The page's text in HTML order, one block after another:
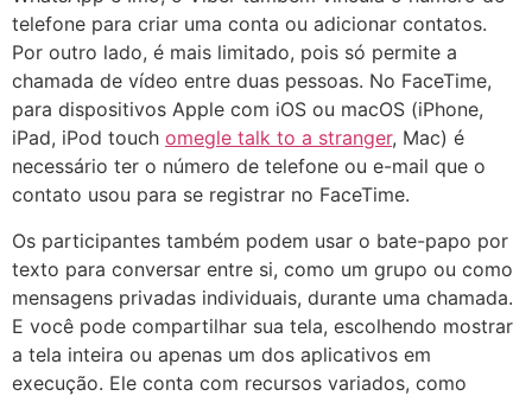
telefone para criar uma conta ou adicionar contatos.
Por outro lado, é mais limitado, pois só permite a
chamada de vídeo entre duas pessoas. No FaceTime,
para dispositivos Apple com iOS ou macOS (iPhone,
iPad, iPod touch omegle talk to a stranger, Mac) é
necessário ter o número de telefone ou e-mail que o
contato usou para se registrar no FaceTime.
Os participantes também podem usar o bate-papo por
texto para conversar entre si, como um grupo ou como
mensagens privadas individuais, durante uma chamada.
E você pode compartilhar sua tela, escolhendo mostrar
a tela inteira ou apenas um dos aplicativos em
execução. Ele conta com recursos variados, como